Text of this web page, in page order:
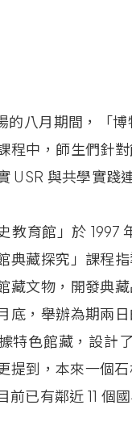
的八月期間，「
程中，師生們針
USR 與共學實踐
教育館」於 1997
典藏探究」課程
藏文物，開發典
底，舉辦為期兩
特色館藏，設計
提到，本來一個
前已有鄰近 11 個